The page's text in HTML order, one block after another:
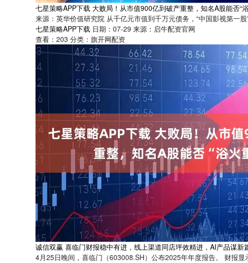
七星策略APP下载 大败局！从市值900亿到破产重整，知名A股能否“
来源：英华价值研究院 从千亿元市值到千万元债务，“中国影视第一
七星策略APP下载 日期：07-29 来源：启牛配资官网
查看： 203 分类： 旗开网配资
诚信双赢 喜临门财报稳中有进，线上渠道同店坪效精进，AI产品谋新
4月25日晚间，喜临门（603008.SH）公布2025年年度报告。 财报